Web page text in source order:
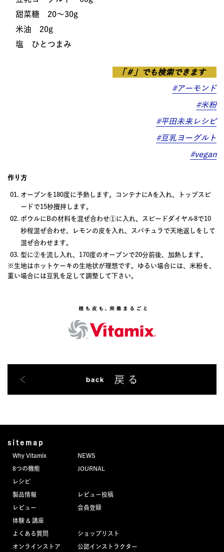
甜菜糖 20〜30g
米油 20g
塩 ひとつまみ
「＃」でも検索できます
#アーモンド
#米粉
#平田未来レシピ
#豆乳ヨーグルト
#vegan
作り方
オーブンを180度に予熱します。コンテナにAを入れ、トップスピ
ードで15秒攪拌します。
ボウルにBの材料を混ぜ合わせ①に入れ、スピードダイヤル8で10
秒程混ぜ合わせ、レモンの皮を入れ、スパチュラで天地返しをして
混ぜ合わせます。
型に②を流し入れ、170度のオーブンで20分前後、加熱します。
※生地はホットケーキの生地状が理想です。ゆるい場合には、米粉を、
重い場合には豆乳を足して調整して下さい。
sitemap
Why Vitamix
8つの機能
レシピ
製品情報
レビュー
体験 & 講座
よくある質問
オンラインストア
NEWS
JOURNAL
レビュー投稿
会員登録
ショップリスト
公認インストラクター